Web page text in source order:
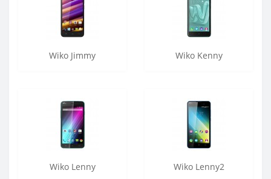
Wiko Jimmy Wiko Kenny
Wiko Lenny Wiko Lenny2